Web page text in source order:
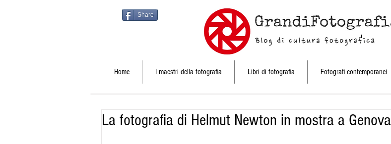
Share
Home I maestri della fotografia Libri di fotografia Fotografi contemporanei
La fotografia di Helmut Newton in mostra a Genova